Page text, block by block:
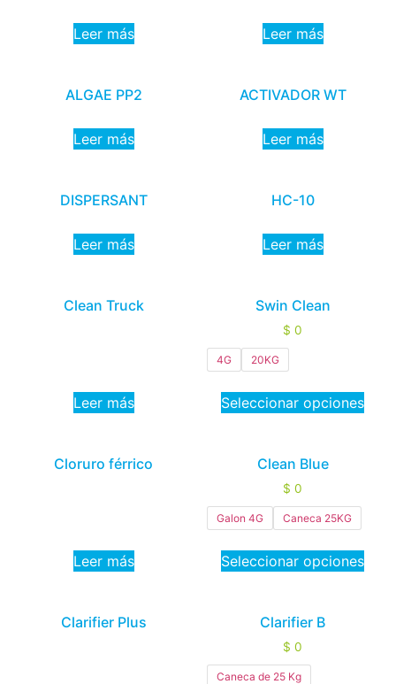
Leer más Leer más
ALGAE PP2
Leer más
ACTIVADOR WT
Leer más
DISPERSANT
Leer más
HC-10
Leer más
Clean Truck
Leer más
Swin Clean
$ 0
4G 20KG
Seleccionar opciones
Cloruro férrico
Leer más
Clean Blue
$ 0
Galon 4G Caneca 25KG
Seleccionar opciones
Clarifier Plus Clarifier B
$ 0
Caneca de 25 Kg